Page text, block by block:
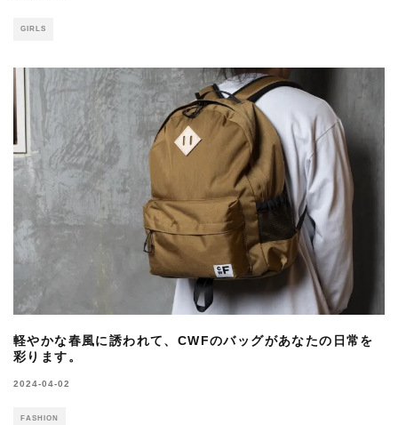
GIRLS
軽やかな春風に誘われて、CWFのバッグがあなたの日常を
彩ります。
2024-04-02
FASHION